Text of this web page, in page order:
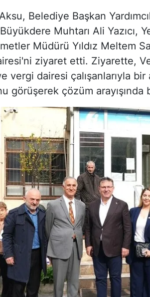
Belediye Başkan
Muhtarı Ali Yazıcı,
Müdürü Yıldız Meltem
ziyaret etti. Ziyarette,
vergi dairesi çalışanlarıyla
görüşerek çözüm arayışında